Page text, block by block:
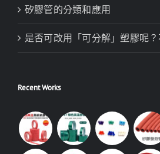
矽膠管的分類和應用
是否可改用「可分解」塑膠呢
Recent Works